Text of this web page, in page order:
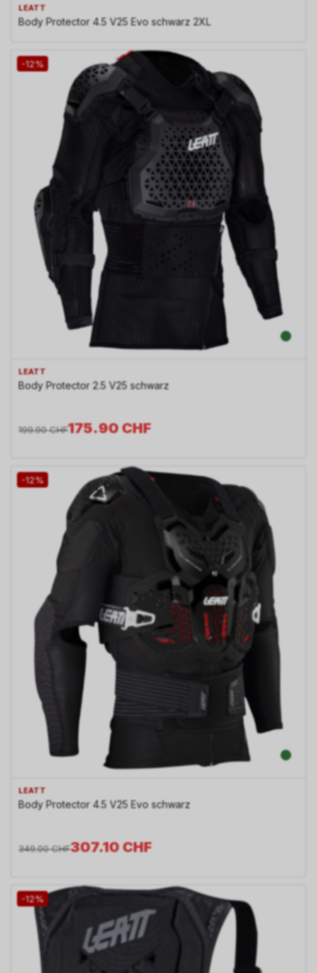
LEATT
Body Protector 4.5 V25 Evo schwarz 2XL
-12%
LEATT
Body Protector 2.5 V25 schwarz
175.90CHF
199.90 CHF
-12%
LEATT
Body Protector 4.5 V25 Evo schwarz
307.10CHF
349.00 CHF
-12%